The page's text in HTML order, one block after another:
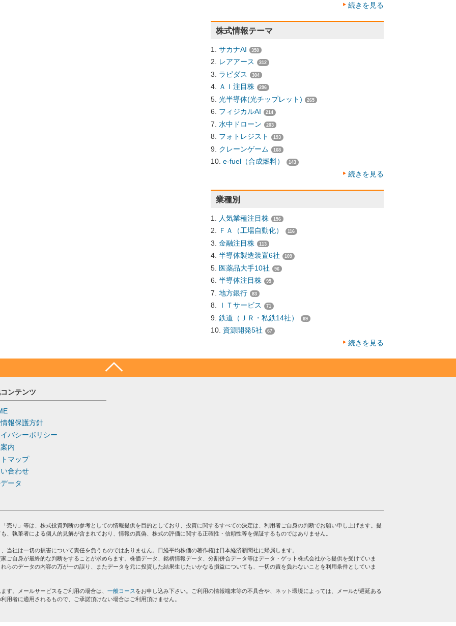
続きを見る
株式情報テーマ
サカナAI 350
レアアース 312
ラピダス 304
ＡＩ注目株 296
光半導体(光チップレット) 265
フィジカルAI 214
水中ドローン 203
フォトレジスト 193
クレーンゲーム 168
e-fuel（合成燃料） 143
続きを見る
業種別
人気業種注目株 156
ＦＡ（工場自動化） 116
金融注目株 113
半導体製造装置6社 109
医薬品大手10社 96
半導体注目株 95
地方銀行 83
ＩＴサービス 71
鉄道（ＪＲ・私鉄14社） 69
資源開発5社 67
続きを見る
ンテンツ
報保護方針
バシーポリシー
内
マップ
合わせ
ータ
売り」等は、株式投資判断の参考としての情報提供を目的としており、投資に関するすべての決定は、利用者ご自身の判断でお願い申し上げます。提
、執筆者による個人的見解が含まれており、情報の真偽、株式の評価に関する正確性・信頼性等を保証するものではありません。
当社は一切の損害について責任を負うものではありません。日経平均株価の著作権は日本経済新聞社に帰属します。
ご自身が最終的な判断をすることが求めらます。株価データ、銘柄情報データ、分割併合データ等はデータ・ゲット株式会社から提供を受けていま
らのデータの内容の万が一の誤り、またデータを元に投資した結果生じたいかなる損益についても、一切の責を負わないことを利用条件としていま
す。メールサービスをご利用の場合は、 一般コースをお申し込み下さい。ご利用の情報端末等の不具合や、ネット環境によっては、メールが遅延ある
用者に適用されるもので、ご承諾頂けない場合はご利用頂けません。